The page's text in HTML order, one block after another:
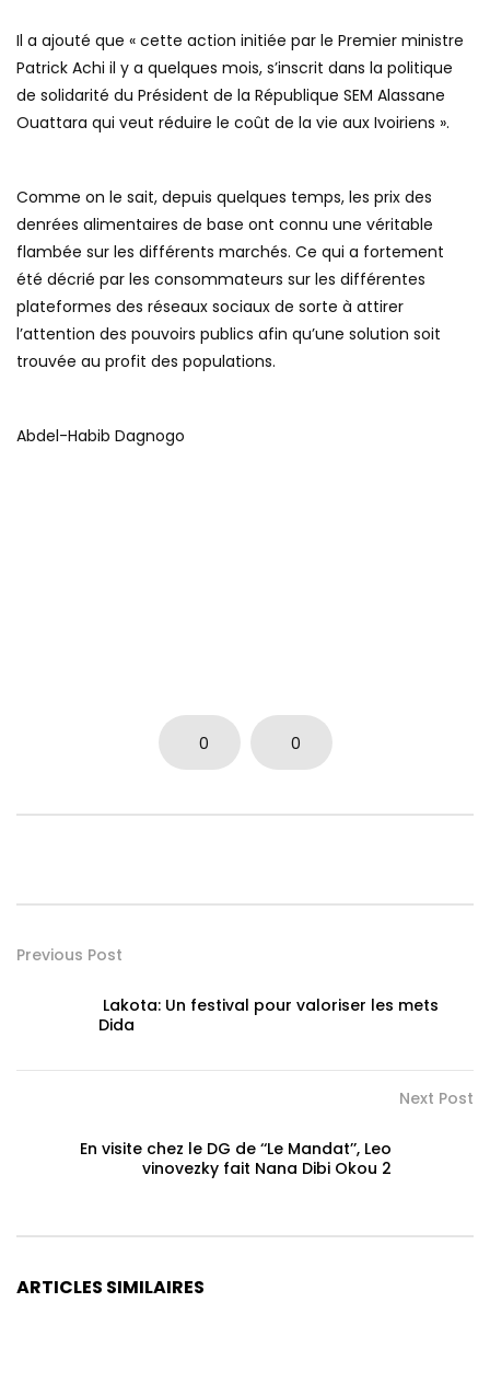
Il a ajouté que « cette action initiée par le Premier ministre
Patrick Achi il y a quelques mois, s’inscrit dans la politique
de solidarité du Président de la République SEM Alassane
Ouattara qui veut réduire le coût de la vie aux Ivoiriens ».
Comme on le sait, depuis quelques temps, les prix des
denrées alimentaires de base ont connu une véritable
flambée sur les différents marchés. Ce qui a fortement
été décrié par les consommateurs sur les différentes
plateformes des réseaux sociaux de sorte à attirer
l’attention des pouvoirs publics afin qu’une solution soit
trouvée au profit des populations.
Abdel-Habib Dagnogo
0 0
Previous Post
Lakota: Un festival pour valoriser les mets
Dida
Next Post
En visite chez le DG de ‘‘Le Mandat’’, Leo
vinovezky fait Nana Dibi Okou 2
ARTICLES SIMILAIRES